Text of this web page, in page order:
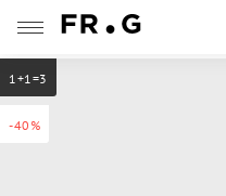
-40%
1+1=3